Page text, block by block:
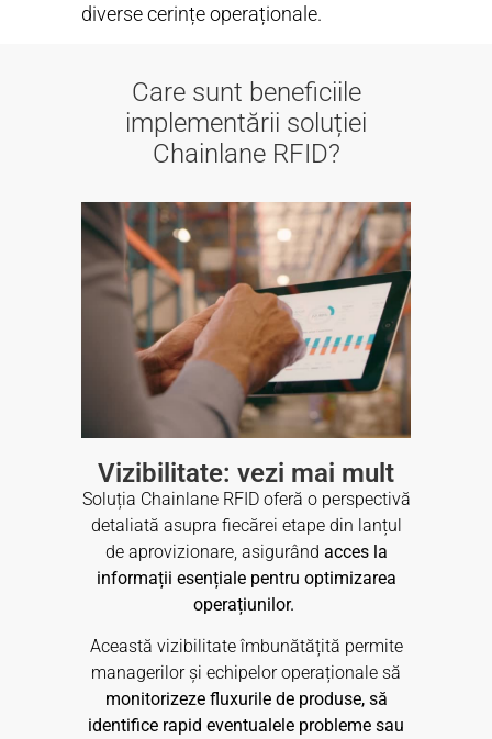
diverse cerințe operaționale.
Care sunt beneficiile
implementării soluției
Chainlane RFID?
Vizibilitate: vezi mai mult
Soluția Chainlane RFID oferă o perspectivă
detaliată asupra fiecărei etape din lanțul
de aprovizionare, asigurând acces la
informații esențiale pentru optimizarea
operațiunilor.
Această vizibilitate îmbunătățită permite
managerilor și echipelor operaționale să
monitorizeze fluxurile de produse, să
identifice rapid eventualele probleme sau